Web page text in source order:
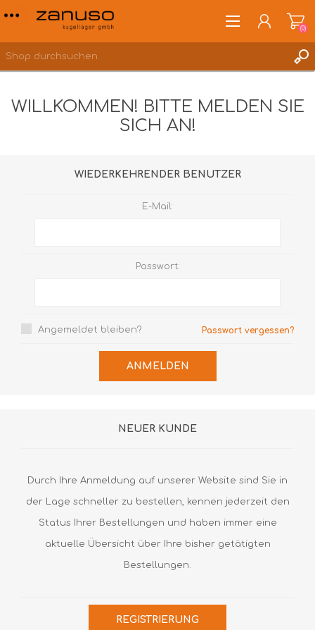
(0)
WILLKOMMEN! BITTE MELDEN SIE
SICH AN!
WIEDERKEHRENDER BENUTZER
E-Mail:
Passwort:
Angemeldet bleiben? Passwort vergessen?
ANMELDEN
NEUER KUNDE
Durch Ihre Anmeldung auf unserer Website sind Sie in
der Lage schneller zu bestellen, kennen jederzeit den
Status Ihrer Bestellungen und haben immer eine
aktuelle Übersicht über Ihre bisher getätigten
Bestellungen.
REGISTRIERUNG